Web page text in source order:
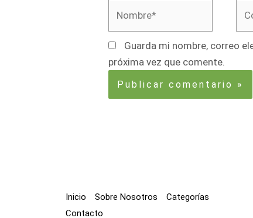
Guarda mi nombre, correo
próxima vez que comente.
Inicio Sobre Nosotros
Categorías
Contacto